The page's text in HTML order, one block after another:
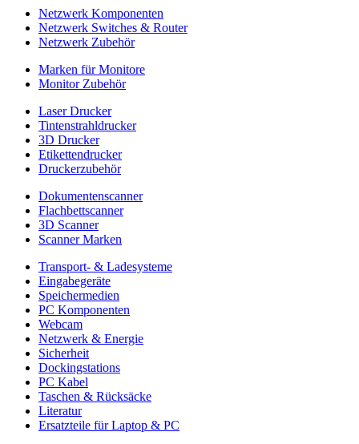
Netzwerk Komponenten
Netzwerk Switches & Router
Netzwerk Zubehör
Marken für Monitore
Monitor Zubehör
Laser Drucker
Tintenstrahldrucker
3D Drucker
Etikettendrucker
Druckerzubehör
Dokumentenscanner
Flachbettscanner
3D Scanner
Scanner Marken
Transport- & Ladesysteme
Eingabegeräte
Speichermedien
PC Komponenten
Webcam
Netzwerk & Energie
Sicherheit
Dockingstations
PC Kabel
Taschen & Rücksäcke
Literatur
Ersatzteile für Laptop & PC